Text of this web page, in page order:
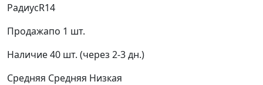
РадиусR14
Продажапо 1 шт.
Наличие40 шт. (через 2-3 дн.)
Средняя Средняя Низкая